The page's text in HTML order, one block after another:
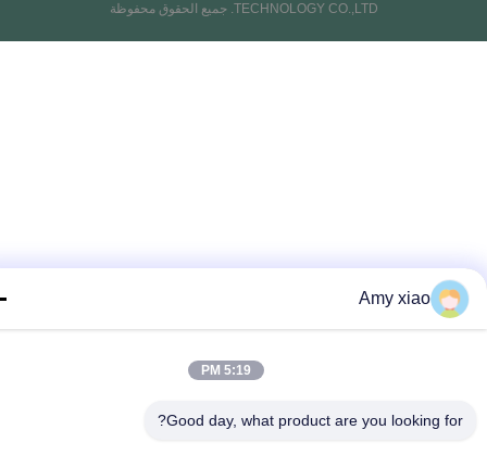
TECHNOLOGY CO.,LTD. جميع الحقوق محفوظة
Amy xiao
5:19 PM
Good day, what product are you looking